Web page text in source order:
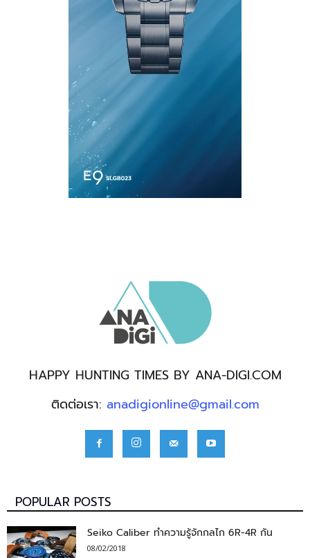
HAPPY HUNTING TIMES BY ANA-DIGI.COM
ติดต่อเรา: anadigionline@gmail.com
POPULAR POSTS
Seiko Caliber ทำความรู้จักกลไก 6R-4R กัน
08/02/2018